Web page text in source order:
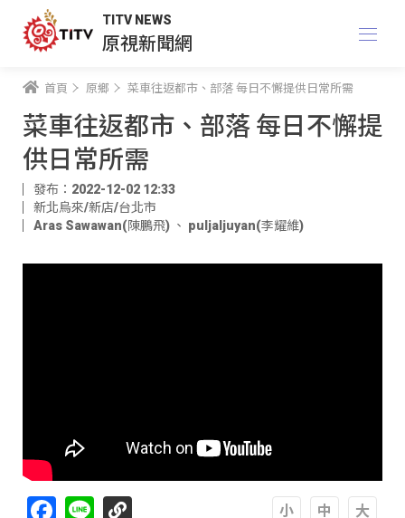
TITV NEWS
原視新聞網
首頁 原鄉 菜車往返都市、部落 每日不懈提供日常所需
菜車往返都市、部落 每日不懈提
供日常所需
發布：2022-12-02 12:33
新北烏來/新店/台北市
Aras Sawawan(陳鵬飛) 、 puljaljuyan(李耀維)
Facebook
Line